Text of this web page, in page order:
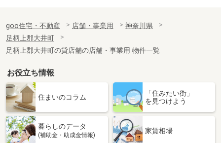
goo住宅・不動産 店舗・事業用
神奈川県
足柄上郡大井町
足柄上郡大井町の貸店舗の店舗・事業用 物件一覧
お役立ち情報
住まいのコラム
「住みたい街」
を見つけよう
暮らしのデータ
(補助金・助成金情報)
家賃相場